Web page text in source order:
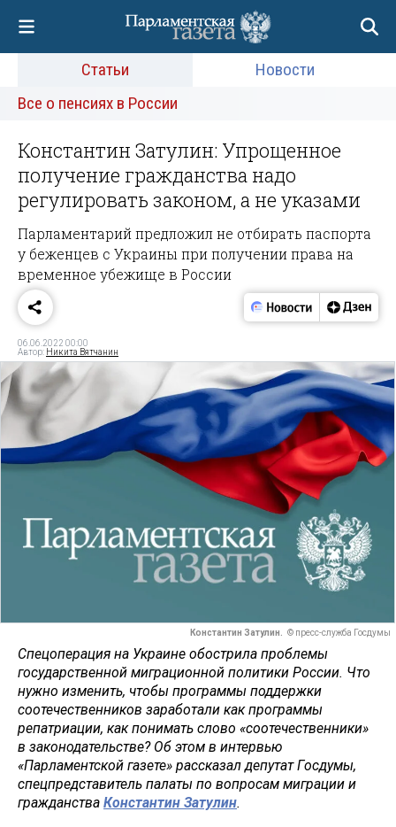
Статьи
Новости
Все о пенсиях в России
Константин Затулин: Упрощенное
получение гражданства надо
регулировать законом, а не указами
Парламентарий предложил не отбирать паспорта
у беженцев с Украины при получении права на
временное убежище в России
06.06.2022 00:00
Автор: Никита Вятчанин
Константин Затулин. © пресс-служба Госдумы
Спецоперация на Украине обострила проблемы
государственной миграционной политики России. Что
нужно изменить, чтобы программы поддержки
соотечественников заработали как программы
репатриации, как понимать слово «соотечественники»
в законодательстве? Об этом в интервью
«Парламентской газете» рассказал депутат Госдумы,
спецпредставитель палаты по вопросам миграции и
гражданства Константин Затулин.